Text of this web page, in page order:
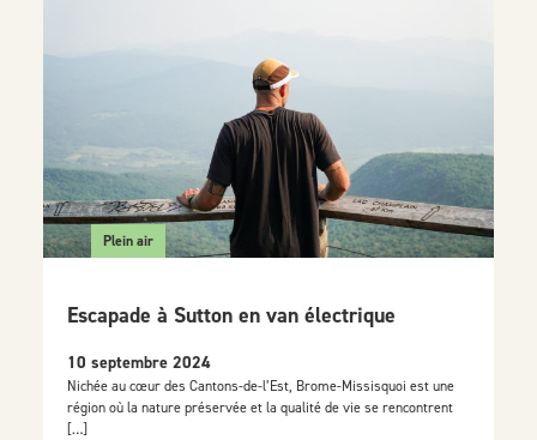
Plein air
Escapade à Sutton en van électrique
10 septembre 2024
Nichée au cœur des Cantons-de-l’Est, Brome-Missisquoi est une
région où la nature préservée et la qualité de vie se rencontrent
[…]